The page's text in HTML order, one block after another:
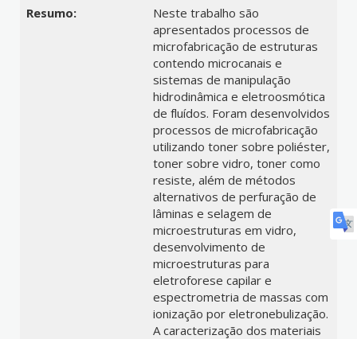
Resumo:
Neste trabalho são
apresentados processos de
microfabricação de estruturas
contendo microcanais e
sistemas de manipulação
hidrodinâmica e eletroosmótica
de fluídos. Foram desenvolvidos
processos de microfabricação
utilizando toner sobre poliéster,
toner sobre vidro, toner como
resiste, além de métodos
alternativos de perfuração de
lâminas e selagem de
microestruturas em vidro,
desenvolvimento de
microestruturas para
eletroforese capilar e
espectrometria de massas com
ionização por eletronebulização.
A caracterização dos materiais